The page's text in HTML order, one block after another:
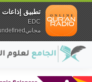
تطبيق إذاعات
EDC
مجانيundefined